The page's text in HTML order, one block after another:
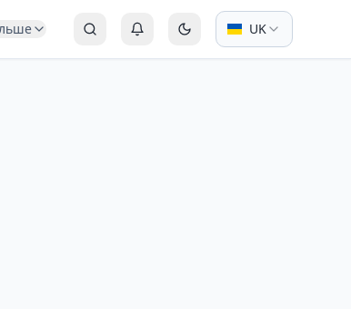
Пошук Автентифікація або Реєстрація
Перемкнути на темний
UK